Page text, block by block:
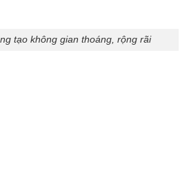
tạo không gian thoáng, rộng rãi